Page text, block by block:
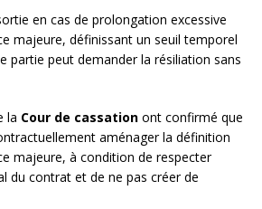
en cas de prolongation excessive
majeure, définissant un seuil temporel
partie peut demander la résiliation sans
la Cour de cassation ont confirmé que
aménager la définition
majeure, à condition de respecter
du contrat et de ne pas créer de